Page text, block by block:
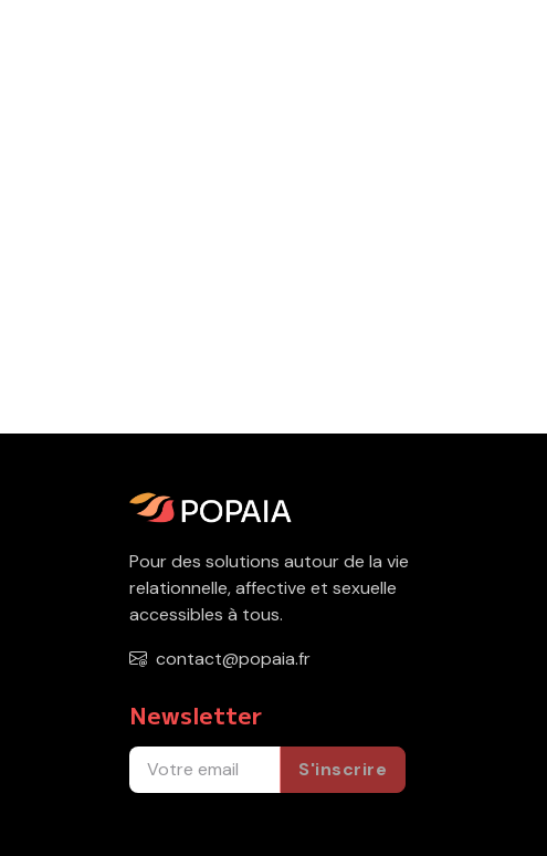
Pour des solutions autour de la vie
relationnelle, affective et sexuelle
accessibles à tous.
contact@popaia.fr
Newsletter
S'inscrire